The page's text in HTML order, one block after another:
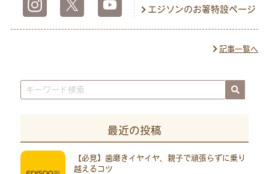
エジソンのお箸特設ページ
記事一覧へ
最近の投稿
【必見】歯磨きイヤイヤ、親子で頑張らずに乗り
越えるコツ